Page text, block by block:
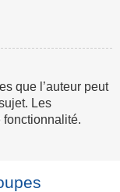
que l’auteur peut
Les
fonctionnalité.